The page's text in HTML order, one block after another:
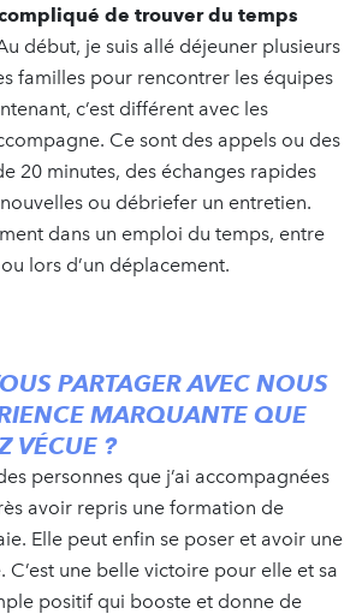
compliqué de trouver du temps
début, je suis allé déjeuner plusieurs
familles pour rencontrer les équipes
c’est différent avec les
Ce sont des appels ou des
20 minutes, des échanges rapides
ou débriefer un entretien.
dans un emploi du temps, entre
lors d’un déplacement.
PARTAGER AVEC NOUS
MARQUANTE QUE
VÉCUE ?
personnes que j’ai accompagnées
avoir repris une formation de
Elle peut enfin se poser et avoir une
une belle victoire pour elle et sa
positif qui booste et donne de